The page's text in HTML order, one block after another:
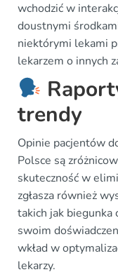
wchodzić w
doustnymi
niektórymi lekami
lekarzem o innych
trendy
Opinie pacjentów
Polsce są
skuteczność w
zgłasza również
takich jak biegunka
swoim
wkład w
lekarzy.